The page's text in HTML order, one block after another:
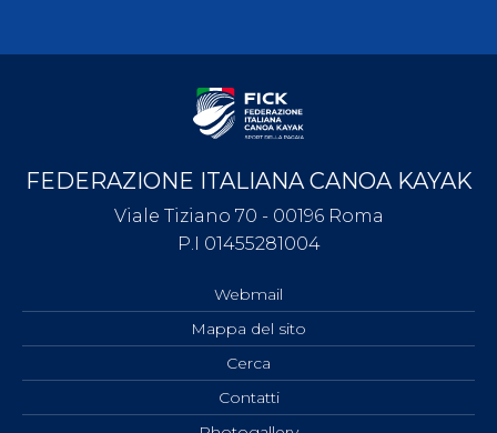
FEDERAZIONE ITALIANA CANOA KAYAK
Viale Tiziano 70 - 00196 Roma
P.I 01455281004
Webmail
Mappa del sito
Cerca
Contatti